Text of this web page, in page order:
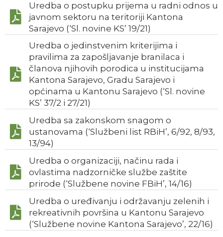
Uredba o postupku prijema u radni odnos u
javnom sektoru na teritoriji Kantona
Sarajevo (‘Sl. novine KS’ 19/21)
Uredba o jedinstvenim kriterijima i
pravilima za zapošljavanje branilaca i
članova njihovih porodica u institucijama
Kantona Sarajevo, Gradu Sarajevo i
općinama u Kantonu Sarajevo (‘Sl. novine
KS’ 37/2 i 27/21)
Uredba sa zakonskom snagom o
ustanovama (‘Službeni list RBiH’, 6/92, 8/93,
13/94)
Uredba o organizaciji, načinu rada i
ovlastima nadzorničke službe zaštite
prirode (‘Službene novine FBiH’, 14/16)
Uredba o uređivanju i održavanju zelenih i
rekreativnih površina u Kantonu Sarajevo
(‘Službene novine Kantona Sarajevo’, 22/16)